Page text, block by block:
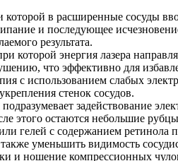
которой в расширенные сосуды
и последующее
результата.
которой энергия лазера
что эффективно для
с использованием слабых
стенок сосудов.
задействование
этого остаются небольшие
гелей с содержанием ретинола
уменьшить видимость
и ношение компрессионных